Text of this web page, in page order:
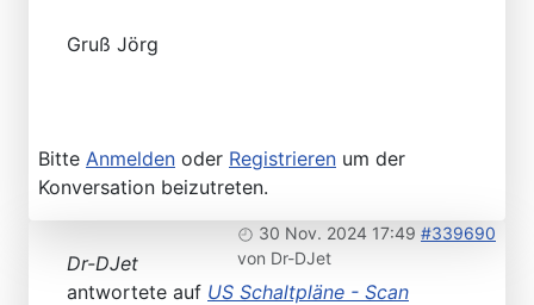
Gruß Jörg
Bitte Anmelden oder Registrieren um der
Konversation beizutreten.
30 Nov. 2024 17:49 #339690
von Dr-DJet
Dr-DJet
antwortete auf US Schaltpläne - Scan